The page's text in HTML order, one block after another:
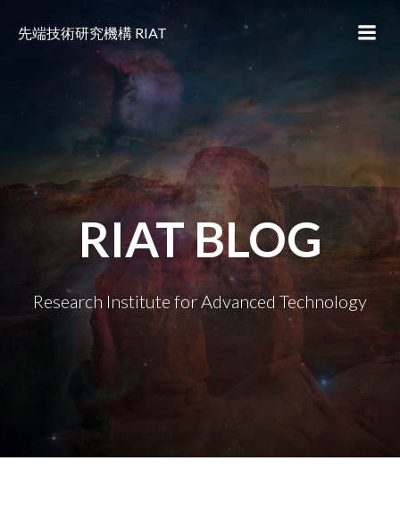
ス
キ
ッ
プ
先端技術研究機構 RIAT
RIAT BLOG
Research Institute for Advanced Technology